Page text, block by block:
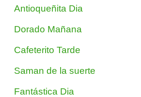
Antioqueñita Dia
Dorado Mañana
Cafeterito Tarde
Saman de la suerte
Fantástica Dia